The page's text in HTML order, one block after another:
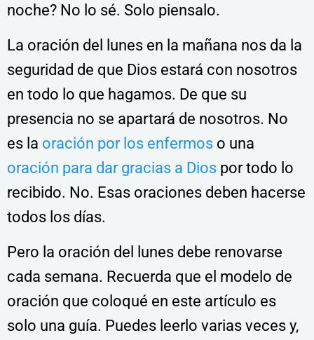
noche? No lo sé. Solo piensalo.
La oración del lunes en la mañana nos da la
seguridad de que Dios estará con nosotros
en todo lo que hagamos. De que su
presencia no se apartará de nosotros. No
es la oración por los enfermos o una
oración para dar gracias a Dios por todo lo
recibido. No. Esas oraciones deben hacerse
todos los días.
Pero la oración del lunes debe renovarse
cada semana. Recuerda que el modelo de
oración que coloqué en este artículo es
solo una guía. Puedes leerlo varias veces y,